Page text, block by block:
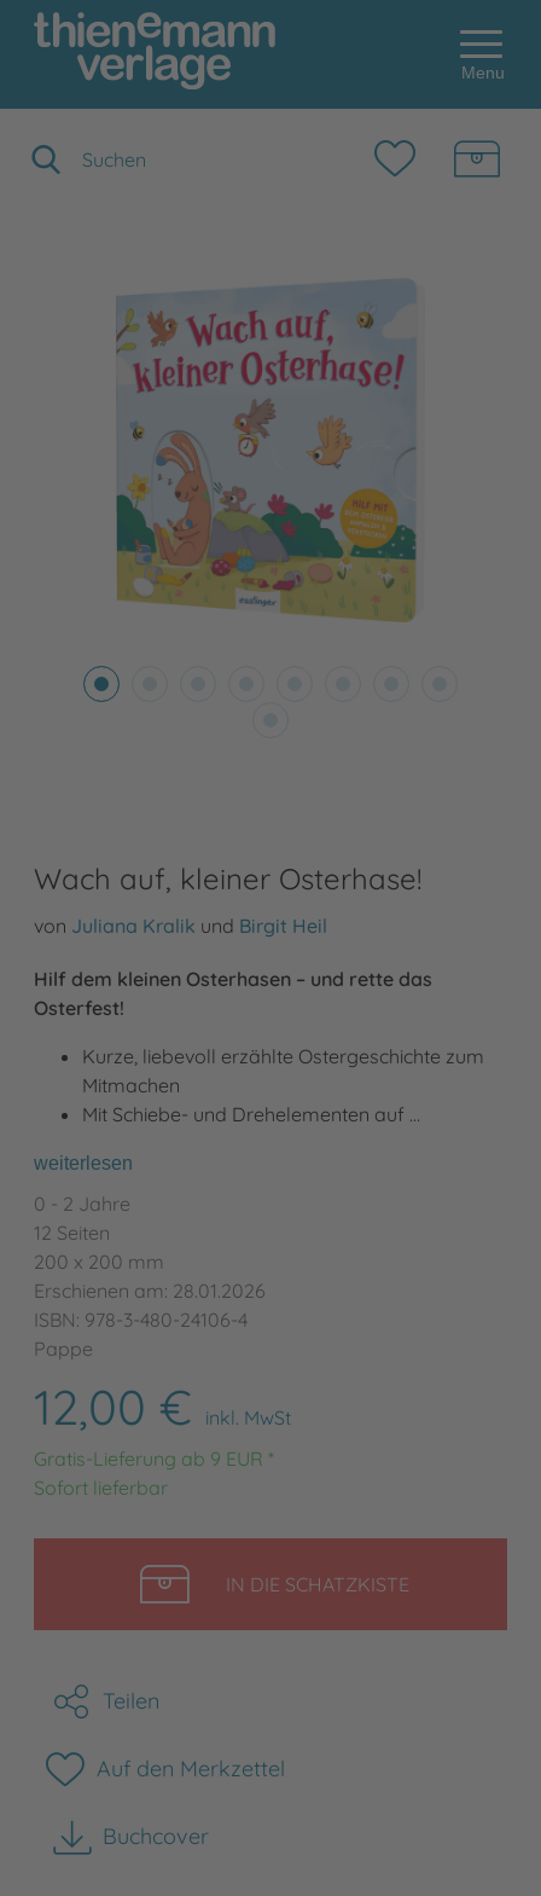
Menu
Wach auf, kleiner Osterhase!
von Juliana Kralik und Birgit Heil
Hilf dem kleinen Osterhasen – und rette das
Osterfest!
Kurze, liebevoll erzählte Ostergeschichte zum
Mitmachen
Mit Schiebe- und Drehelementen auf …
weiterlesen
0 - 2 Jahre
12 Seiten
200 x 200 mm
Erschienen am: 28.01.2026
ISBN: 978-3-480-24106-4
Pappe
12,00 €
inkl. MwSt
Gratis-Lieferung ab 9 EUR *
Sofort lieferbar
IN DIE SCHATZKISTELEGEN
Teilen
Auf den Merkzettel
Buchcover
herunterladen